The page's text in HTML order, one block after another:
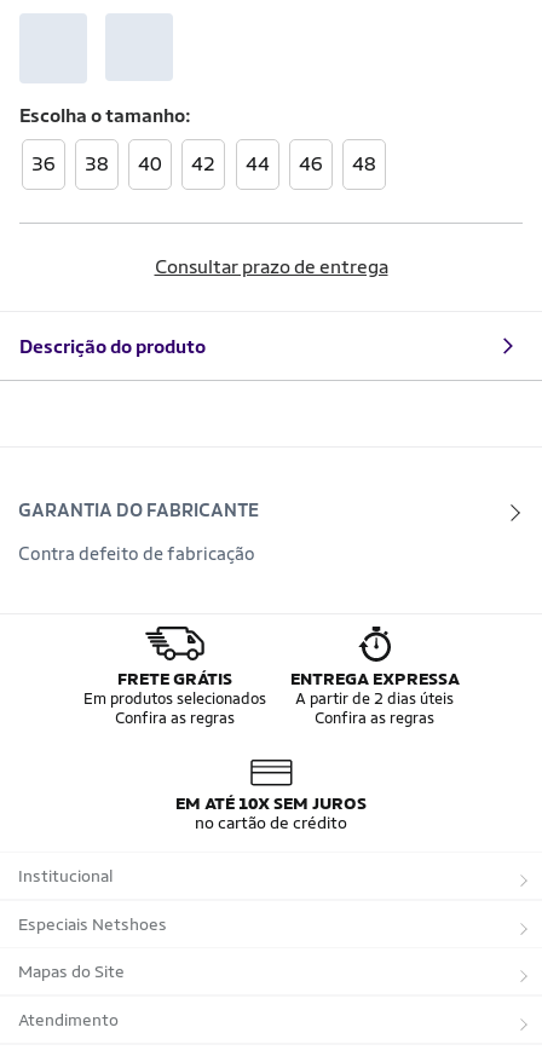
Escolha otamanho
36 38 40 42 44 46 48
Consultar prazo de entrega
Descrição do produto
GARANTIA DO FABRICANTE
Contra defeito de fabricação
FRETE GRÁTIS
Em produtos selecionados
Confira as regras
ENTREGA EXPRESSA
A partir de 2 dias úteis
Confira as regras
EM ATÉ 10X SEM JUROS
no cartão de crédito
Institucional
Sobre a Netshoes
Política de Privacidade
Programa de Afiliados
Especiais Netshoes
Suplementos
Corrida
Mapas do Site
Marcas
Atendimento